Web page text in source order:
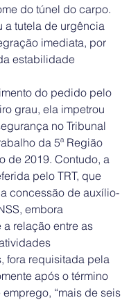
do túnel do carpo.
a tutela de urgência
imediata, por
estabilidade
do pedido pelo
grau, ela impetrou
no Tribunal
da 5ª Região
de 2019. Contudo, a
pelo TRT, que
concessão de auxílio-
embora
relação entre as
fora requisitada pela
após o término
“mais de seis